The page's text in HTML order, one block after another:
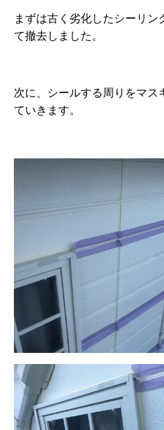
まずは古く劣化したシーリン
て撤去しました。
次に、シールする周りをマス
ていきます。